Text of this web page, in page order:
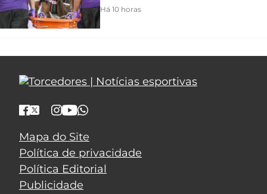
Há 10 horas
Mapa do Site
Política de privacidade
Política Editorial
Publicidade